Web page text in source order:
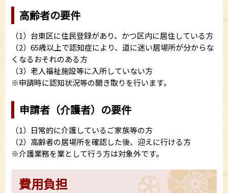
高齢者の要件
（1）台東区に住民登録があり、かつ区内に居住している方
（2）65歳以上で認知症により、道に迷い居場所が分からな
くなるおそれのある方
（3）老人福祉施設等に入所していない方
※申請時に認知状況等の聞き取りを行います。
申請者（介護者）の要件
（1）日常的に介護しているご家族等の方
（2）高齢者の居場所を確認した後、迎えに行ける方
※介護業務を業として行う方は対象外です。
費用負担